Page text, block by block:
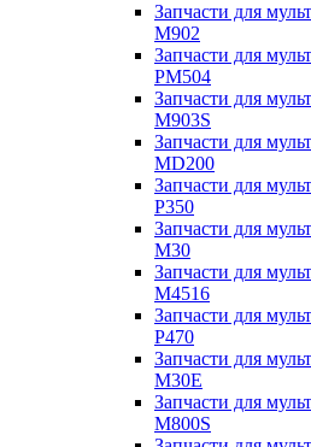
Запчасти для
M902
Запчасти для
PM504
Запчасти для
M903S
Запчасти для
MD200
Запчасти для
P350
Запчасти для
M30
Запчасти для
M4516
Запчасти для
P470
Запчасти для
M30E
Запчасти для
M800S